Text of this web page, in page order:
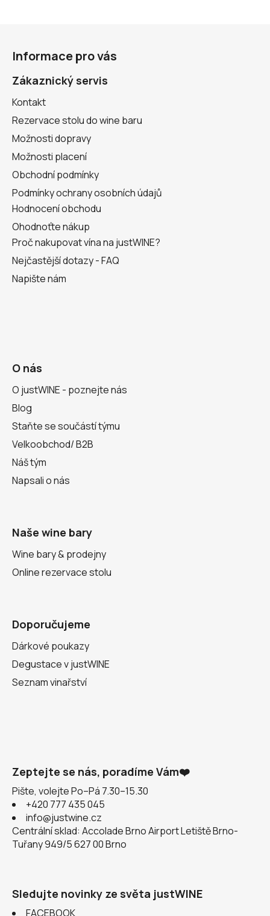
Informace pro vás
Zákaznický servis
Kontakt
Rezervace stolu do wine baru
Možnosti dopravy
Možnosti placení
Obchodní podmínky
Podmínky ochrany osobních údajů
Hodnocení obchodu
Ohodnoťte nákup
Proč nakupovat vína na justWINE?
Nejčastější dotazy - FAQ
Napište nám
O nás
O justWINE - poznejte nás
Blog
Staňte se součástí týmu
Velkoobchod/ B2B
Náš tým
Napsali o nás
Naše wine bary
Wine bary & prodejny
Online rezervace stolu
Doporučujeme
Dárkové poukazy
Degustace v justWINE
Seznam vinařství
Zeptejte se nás, poradíme Vám❤️
Pište, volejte Po–Pá 7.30–15.30
+420 777 435 045
info@justwine.cz
Centrální sklad: Accolade Brno Airport Letiště Brno-
Tuřany 949/5 627 00 Brno
Sledujte novinky ze světa justWINE
FACEBOOK